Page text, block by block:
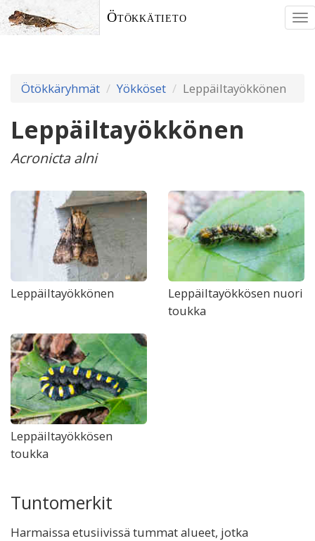
Ötökkätieto
Ötökkäryhmät Yökköset Leppäiltayökkönen
Leppäiltayökkönen
Acronicta alni
Leppäiltayökkönen
Leppäiltayökkösen nuori
toukka
Leppäiltayökkösen
toukka
Tuntomerkit
Harmaissa etusiivissä tummat alueet, jotka